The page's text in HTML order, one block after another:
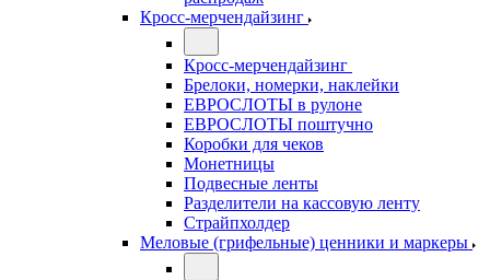
Кросс-мерчендайзинг
Кросс-мерчендайзинг
Брелоки, номерки, наклейки
ЕВРОСЛОТЫ в рулоне
ЕВРОСЛОТЫ поштучно
Коробки для чеков
Монетницы
Подвесные ленты
Разделители на кассовую ленту
Страйпхолдер
Меловые (грифельные) ценники и маркеры